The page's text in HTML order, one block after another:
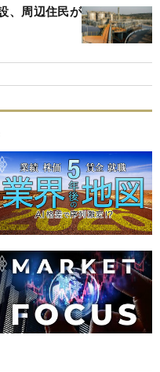
、周辺住民が